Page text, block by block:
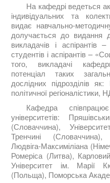
На кафедрі ведеться
індивідуальних та
видає навчально-
долучається до видання
викладачів і аспірантів
студентів і аспірантів –
того, викладачі
потенціал таких
дослідних підрозділів
політичної
Кафедра
університетів:
(Словаччина),
Тренчині
Людвіга-Максиміліана
Ромеріса (Литва),
Університет ім. Марії
(Польща), Поморська